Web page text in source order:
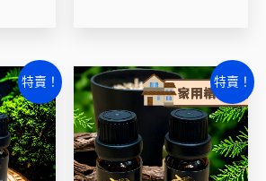
特賣！
。
目
前
價
格：
NT$590。
特賣！
原
始
價
格：
NT$1,690。
目
前
價
格：
NT$999